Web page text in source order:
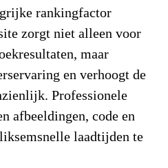
rankingfactor
zorgt niet alleen voor
maar
en verhoogt de
Professionele
afbeeldingen, code en
laadtijden te